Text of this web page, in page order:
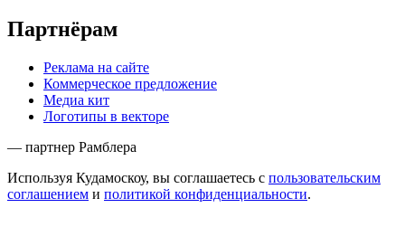
Партнёрам
Реклама на сайте
Коммерческое предложение
Медиа кит
Логотипы в векторе
— партнер Рамблера
Используя Кудамоскоу, вы соглашаетесь с пользовательским
соглашением и политикой конфиденциальности.